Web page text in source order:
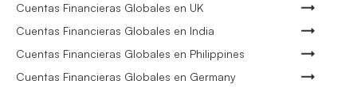
Cuentas Financieras Globales en UK
Cuentas Financieras Globales en India
Cuentas Financieras Globales en Philippines
Cuentas Financieras Globales en Germany